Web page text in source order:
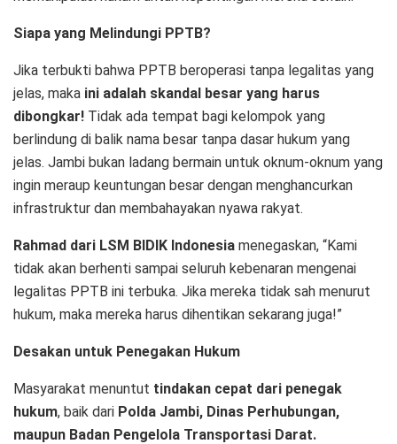
Siapa yang Melindungi PPTB?
Jika terbukti bahwa PPTB beroperasi tanpa legalitas yang
jelas, maka ini adalah skandal besar yang harus
dibongkar! Tidak ada tempat bagi kelompok yang
berlindung di balik nama besar tanpa dasar hukum yang
jelas. Jambi bukan ladang bermain untuk oknum-oknum yang
ingin meraup keuntungan besar dengan menghancurkan
infrastruktur dan membahayakan nyawa rakyat.
Rahmad dari LSM BIDIK Indonesia menegaskan, “Kami
tidak akan berhenti sampai seluruh kebenaran mengenai
legalitas PPTB ini terbuka. Jika mereka tidak sah menurut
hukum, maka mereka harus dihentikan sekarang juga!”
Desakan untuk Penegakan Hukum
Masyarakat menuntut tindakan cepat dari penegak
hukum, baik dari Polda Jambi, Dinas Perhubungan,
maupun Badan Pengelola Transportasi Darat.